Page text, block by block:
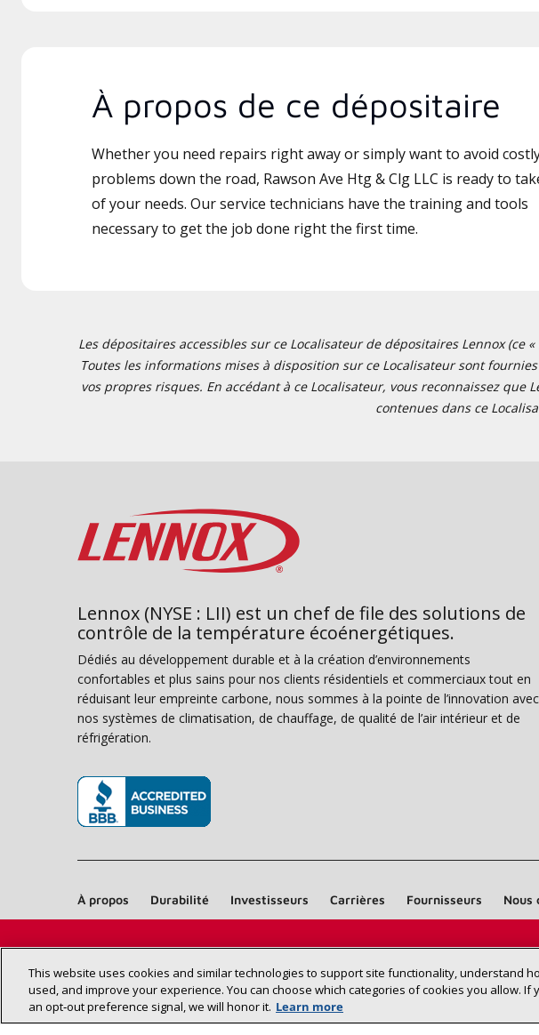
À propos de ce dépositaire
Whether you need repairs right away or simply want to avoid
problems down the road, Rawson Ave Htg & Clg LLC is ready to
of your needs. Our service technicians have the training and tools
necessary to get the job done right the first time.
Les dépositaires accessibles sur ce Localisateur de dépositaires Lennox (ce
Toutes les informations mises à disposition sur ce Localisateur sont
vos propres risques. En accédant à ce Localisateur, vous reconnaissez
contenues dans ce
Trouvez un
de chez vous
Lennox (NYSE : LII) est un chef de file des solutions de
contrôle de la température écoénergétiques.
Dédiés au développement durable et à la création d’environnements
confortables et plus sains pour nos clients résidentiels et commerciaux tout en
réduisant leur empreinte carbone, nous sommes à la pointe de l’innovation avec
nos systèmes de climatisation, de chauffage, de qualité de l’air intérieur et de
réfrigération.
À propos Durabilité Investisseurs Carrières Fournisseurs Nous
This website uses cookies and similar technologies to support site functionality, understand
used, and improve your experience. You can choose which categories of cookies you allow. If
an opt‑out preference signal, we will honor it. Learn more